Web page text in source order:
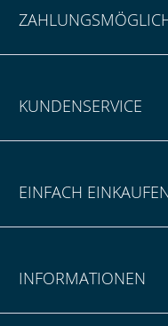
KUNDENSERVICE
EINFACH
INFORMATIONEN